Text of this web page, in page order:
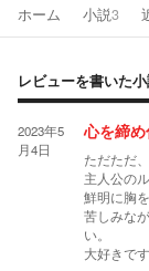
ホーム 小説3
レビューを書いた
2023年5
月4日
心を締め
ただただ、
主人公の
鮮明に胸
苦しみな
い。
大好きです